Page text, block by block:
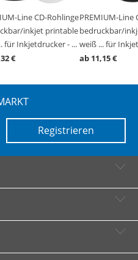
Line CD-Rohlinge -
inkjet printable
für Inkjetdrucker - ...
€
PREMIUM-Line
bedruckbar/
weiß ... für
ab 11,15 €
Registrieren